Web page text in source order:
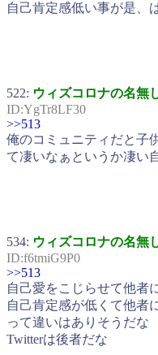
自己肯定感低い事が是、
522: ウィズコロナの名無
ID:YgTr8LF30
>>513
俺のコミュニティだと子
て凄いなぁというか凄い
534: ウィズコロナの名無
ID:f6tmiG9P0
>>513
自己愛をこじらせて他者
自己肯定感が低くて他者
って違いはありそうだな
Twitterは後者だな